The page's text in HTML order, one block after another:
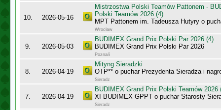
10. 2026-05-16
Mistrzostwa Polski Teamów Pattonem -
Polski Teamów 2026 (4)
MPT Pattonem im. Tadeusza Hutyry o
Wrocław
9. 2026-05-03
BUDIMEX Grand Prix Polski Par 2026 (4)
BUDIMEX Grand Prix Polski Par 2026
Poznań
8. 2026-04-19
Mityng Sieradzki
OTP** o puchar Prezydenta Sieradza i
Sieradz
7. 2026-04-19
BUDIMEX Grand Prix Polski Teamów 2026
XI BUDIMEX GPPT o puchar Starosty
Sieradz